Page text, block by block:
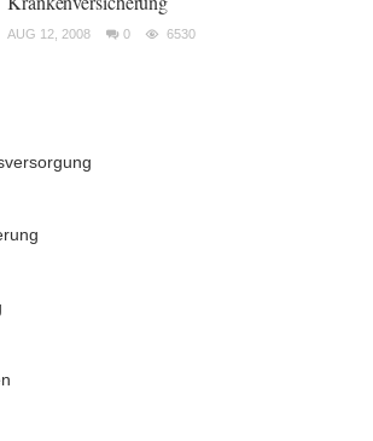
AUG 12, 2008 0 6530